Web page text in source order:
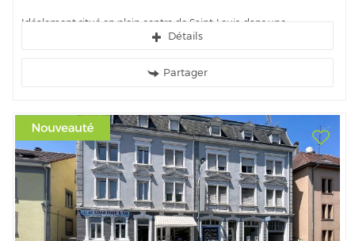
Idéalement situé en plein centre de Saint-Louis, dans une
copropriété sécurisée, nous vous proposons ce grand bureau en
Détails
Partager